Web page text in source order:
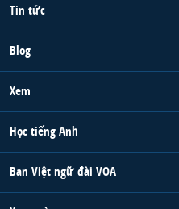
Tin tức
Blog
Xem
Học tiếng Anh
Ban Việt ngữ đài VOA